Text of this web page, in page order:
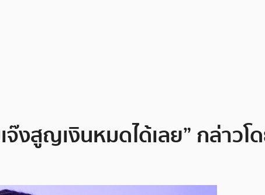
จ๊งสูญเงินหมดได้เลย” กล่าว